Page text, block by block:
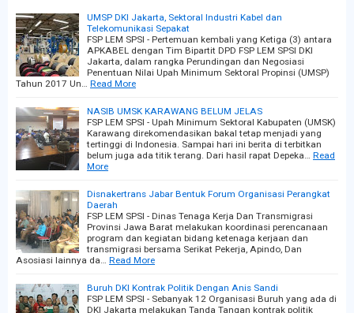
UMSP DKI Jakarta, Sektoral Industri Kabel dan
Telekomunikasi Sepakat
FSP LEM SPSI - Pertemuan kembali yang Ketiga (3) antara
APKABEL dengan Tim Bipartit DPD FSP LEM SPSI DKI
Jakarta, dalam rangka Perundingan dan Negosiasi
Penentuan Nilai Upah Minimum Sektoral Propinsi (UMSP)
Tahun 2017 Un… Read More
NASIB UMSK KARAWANG BELUM JELAS
FSP LEM SPSI - Upah Minimum Sektoral Kabupaten (UMSK)
Karawang direkomendasikan bakal tetap menjadi yang
tertinggi di Indonesia. Sampai hari ini berita di terbitkan
belum juga ada titik terang. Dari hasil rapat Depeka… Read
More
Disnakertrans Jabar Bentuk Forum Organisasi Perangkat
Daerah
FSP LEM SPSI - Dinas Tenaga Kerja Dan Transmigrasi
Provinsi Jawa Barat melakukan koordinasi perencanaan
program dan kegiatan bidang ketenaga kerjaan dan
transmigrasi bersama Serikat Pekerja, Apindo, Dan
Asosiasi lainnya da… Read More
Buruh DKI Kontrak Politik Dengan Anis Sandi
FSP LEM SPSI - Sebanyak 12 Organisasi Buruh yang ada di
DKI Jakarta melakukan Tanda Tangan kontrak politik